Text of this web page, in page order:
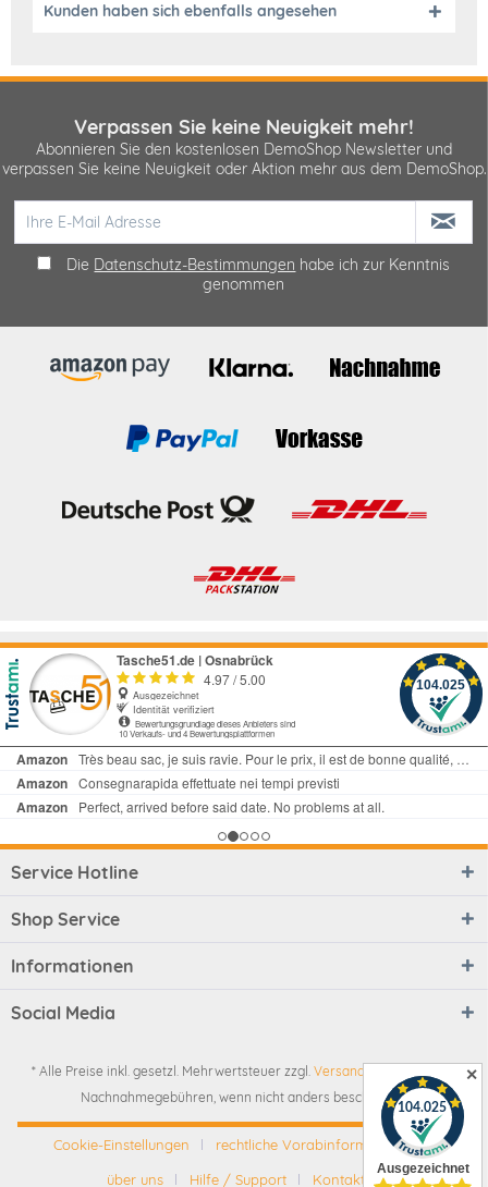
Kunden haben sich ebenfalls angesehen
✕
Verpassen Sie keine Neuigkeit mehr!
Abonnieren Sie den kostenlosen DemoShop Newsletter und
verpassen Sie keine Neuigkeit oder Aktion mehr aus dem DemoShop.
Die Datenschutz-Bestimmungen habe ich zur Kenntnis
genommen
Service Hotline
Shop Service
Informationen
Social Media
* Alle Preise inkl. gesetzl. Mehrwertsteuer zzgl. Versandkosten
Nachnahmegebühren, wenn nicht anders beschrieben
Cookie-Einstellungen
rechtliche Vorabinformationen
über uns
Hilfe / Support Kontakt